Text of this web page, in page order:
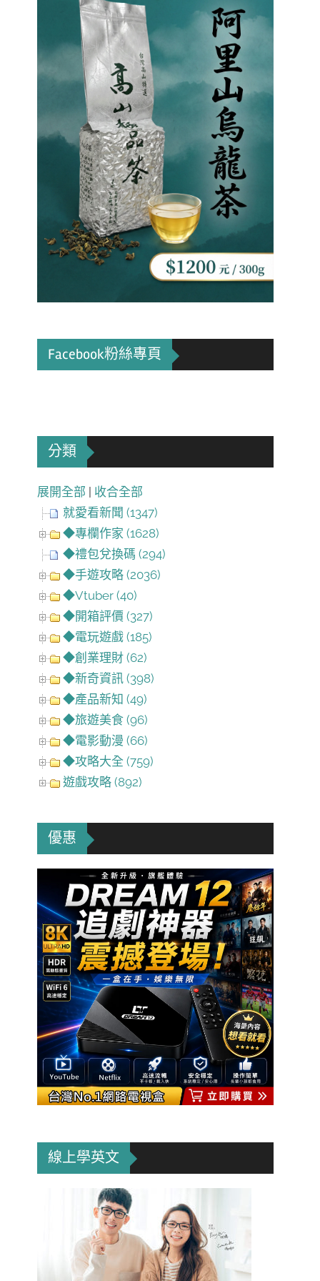
Facebook粉絲專頁
分類
展開全部 | 收合全部
就愛看新聞 (1347)
◆專欄作家 (1628)
◆禮包兌換碼 (294)
◆手遊攻略 (2036)
◆Vtuber (40)
◆開箱評價 (327)
◆電玩遊戲 (185)
◆創業理財 (62)
◆新奇資訊 (398)
◆產品新知 (49)
◆旅遊美食 (96)
◆電影動漫 (66)
◆攻略大全 (759)
遊戲攻略 (892)
優惠
線上學英文